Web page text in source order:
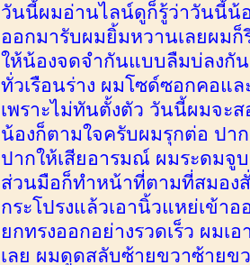
วันนี้ผมอ่านไลน์ดูก็รู้ว่าวันนี้น้
ออกมารับผมยิ้มหวานเลยผม
ให้น้องจดจำกันแบบลืมบ่ลงกั
ทั่วเรือนร่าง ผมโซด์ซอกคอแ
เพราะไม่ทันตั้งตัว วันนี้ผมจะ
น้องก็ตามใจครับผมรุกต่อ ปา
ปากให้เสียอารมณ์ ผมระดมจู
ส่วนมือก็ทำหน้าที่ตามที่สมอง
กระโปรงแล้วเอานิ้วแหย่เข้า
ยกทรงออกอย่างรวดเร็ว ผม
เลย ผมดูดสลับซ้ายขวาซ้าย